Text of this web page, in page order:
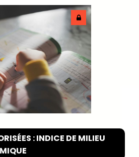
: INDICE DE MILIEU